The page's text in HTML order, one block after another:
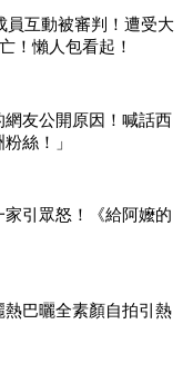
員互動被審判！遭受大
！懶人包看起！
友公開原因！喊話西
絲！」
引眾怒！《給阿嬤的
巴曬全素顏自拍引熱